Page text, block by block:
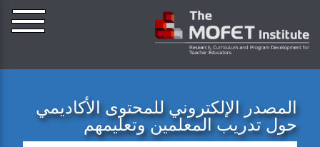
المصدر الإلكتروني للمحتوى الأكاديمي
حول تدريب المعلمين وتعليمهم